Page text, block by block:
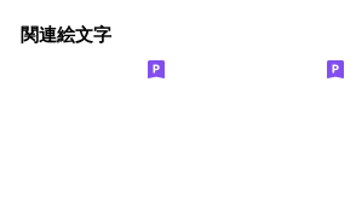
関連絵文字